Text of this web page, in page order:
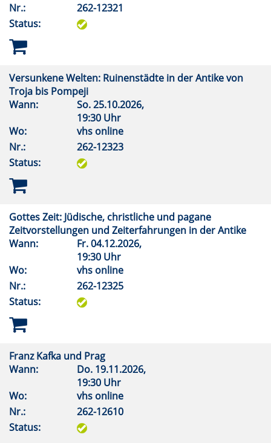
Nr.:
262-12321
Status:
Versunkene Welten: Ruinenstädte in der Antike von
Troja bis Pompeji
Wann:
So.25.10.2026,
19:30 Uhr
Wo:
vhs online
Nr.:
262-12323
Status:
Gottes Zeit: Jüdische, christliche und pagane
Zeitvorstellungen und Zeiterfahrungen in der Antike
Wann:
Fr.04.12.2026,
19:30 Uhr
Wo:
vhs online
Nr.:
262-12325
Status:
Franz Kafka und Prag
Wann:
Do. 19.11.2026,
19:30 Uhr
Wo:
vhs online
Nr.:
262-12610
Status: